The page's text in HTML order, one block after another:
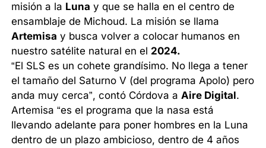
misión a la Luna y que se halla en el centro de
ensamblaje de Michoud. La misión se llama
Artemisa y busca volver a colocar humanos en
nuestro satélite natural en el 2024.
“El SLS es un cohete grandísimo. No llega a tener
el tamaño del Saturno V (del programa Apolo) pero
anda muy cerca”, contó Córdova aAire Digital.
Artemisa “es el programa que la nasa está
llevando adelante para poner hombres en la Luna
dentro de un plazo ambicioso, dentro de 4 años